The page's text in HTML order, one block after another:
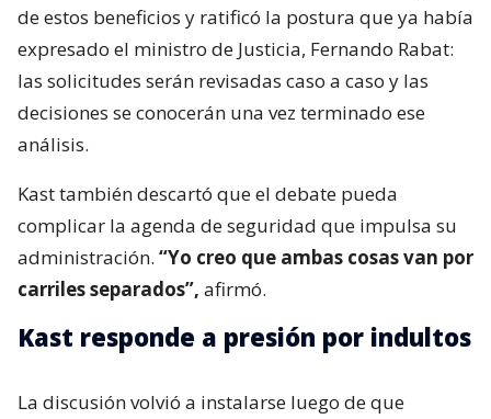
de estos beneficios y ratificó la postura que ya había
expresado el ministro de Justicia, Fernando Rabat:
las solicitudes serán revisadas caso a caso y las
decisiones se conocerán una vez terminado ese
análisis.
Kast también descartó que el debate pueda
complicar la agenda de seguridad que impulsa su
administración. “Yo creo que ambas cosas van por
carriles separados”, afirmó.
Kast responde a presión por indultos
La discusión volvió a instalarse luego de que